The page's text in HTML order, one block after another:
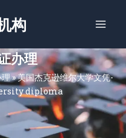
构
办理
»美国杰克逊维尔大学文凭-
diploma